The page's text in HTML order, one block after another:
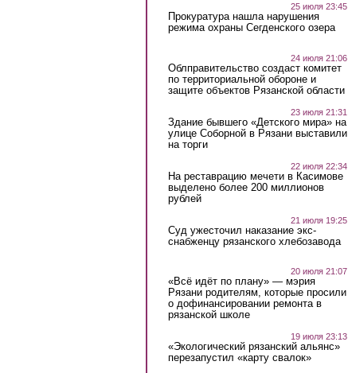
25 июля 23:45
Прокуратура нашла нарушения
режима охраны Сегденского озера
24 июля 21:06
Облправительство создаст комитет
по территориальной обороне и
защите объектов Рязанской области
23 июля 21:31
Здание бывшего «Детского мира» на
улице Соборной в Рязани выставили
на торги
22 июля 22:34
На реставрацию мечети в Касимове
выделено более 200 миллионов
рублей
21 июля 19:25
Суд ужесточил наказание экс-
снабженцу рязанского хлебозавода
20 июля 21:07
«Всё идёт по плану» — мэрия
Рязани родителям, которые просили
о дофинансировании ремонта в
рязанской школе
19 июля 23:13
«Экологический рязанский альянс»
перезапустил «карту свалок»